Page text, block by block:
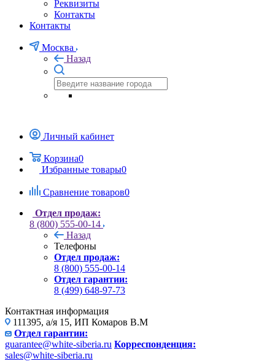
Реквизиты
Контакты
Контакты
Москва
Назад
Личный кабинет
Корзина0
Избранные товары0
Сравнение товаров0
Отдел продаж:
8 (800) 555-00-14
Назад
Телефоны
Отдел продаж:
8 (800) 555-00-14
Отдел гарантии:
8 (499) 648-97-73
Контактная информация
111395, а/я 15, ИП Комаров В.М
Отдел гарантии:
guarantee@white-siberia.ru Корреспонденция:
sales@white-siberia.ru